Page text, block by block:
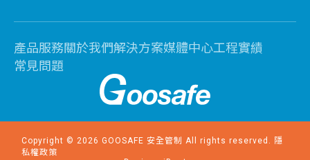
產品服務關於我們解決方案媒體中心工程實績
常見問題
Copyright © 2026 GOOSAFE 安全管制 All rights reserved. 隱
私權政策